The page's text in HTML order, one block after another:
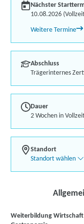
Nächster
10.08.2026
Weitere Termine
Abschluss
Trägerinternes
Dauer
2 Wochen in
Standort
Standort wählen
Weiterbildung